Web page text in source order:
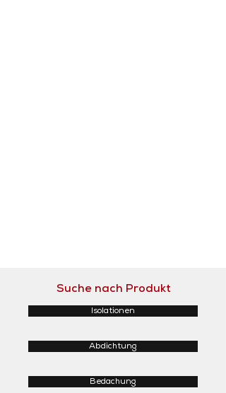
Suche nach Produkt
Isolationen
Abdichtung
Bedachung